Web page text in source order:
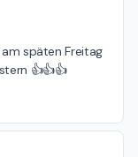
späten Freitag
👍👍👍